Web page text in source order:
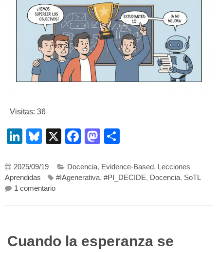
Visitas: 36
LinkedIn
Bluesky
X Facebook
Mastodon
2025/09/19 Docencia, Evidence-Based, Lecciones
Aprendidas
#IAgenerativa, #PI_DECIDE, Docencia, SoTL
1 comentarioen ¿Te da miedo que la IA sea mejor que tus
Cuando la esperanza se